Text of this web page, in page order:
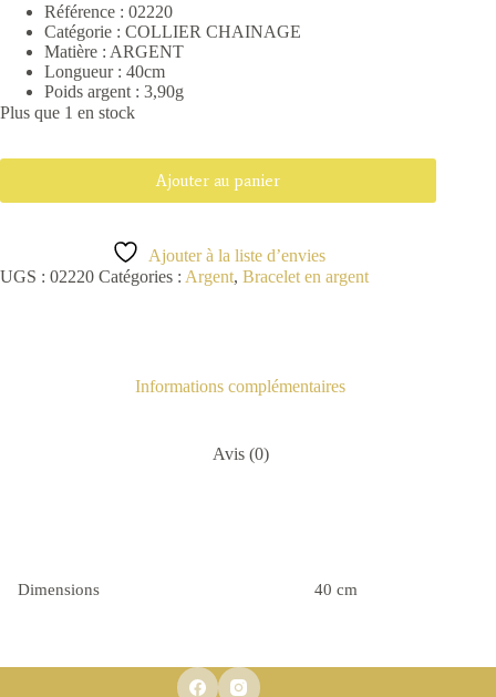
Référence : 02220
Catégorie : COLLIER CHAINAGE
Matière : ARGENT
Longueur : 40cm
Poids argent : 3,90g
Plus que 1 en stock
Ajouter au panier
Ajouter à la liste d’envies
UGS : 02220 Catégories : Argent, Bracelet en argent
Informations complémentaires
Avis (0)
Dimensions 40 cm